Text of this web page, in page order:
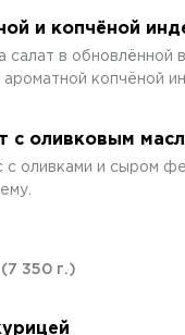
и копчёной
салат в обновлённой
копчёной
с оливковым
с оливками и сыром
(7 350 г.)